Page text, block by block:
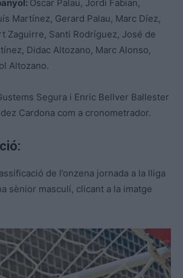
Óscar Palau, Jordi Fabian,
Martínez, Gerard Palau, Marc Díez,
Zaguirre, Santi Rodríguez, José de
Didac Altozano, Marc Alonso,
Altozano.
Segura i Enric Bellver Ballester
Cardona com a cronometrador.
de l’onzena jornada a la lliga
sènior masculí, clicant a la imatge